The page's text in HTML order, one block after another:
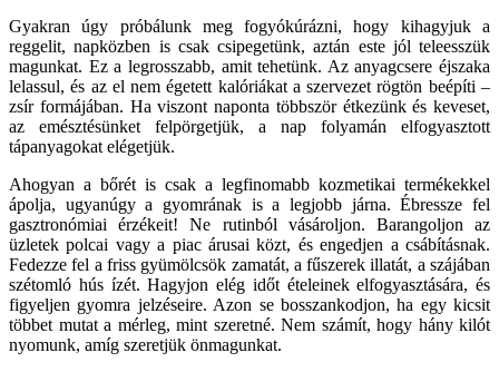
Gyakran úgy próbálunk meg fogyókúrázni, hogy kihagyjuk a
reggelit, napközben is csak csipegetünk, aztán este jól teleesszük
magunkat. Ez a legrosszabb, amit tehetünk. Az anyagcsere éjszaka
lelassul, és az el nem égetett kalóriákat a szervezet rögtön beépíti –
zsír formájában. Ha viszont naponta többször étkezünk és keveset,
az emésztésünket felpörgetjük, a nap folyamán elfogyasztott
tápanyagokat elégetjük.
Ahogyan a bőrét is csak a legfinomabb kozmetikai termékekkel
ápolja, ugyanúgy a gyomrának is a legjobb járna. Ébressze fel
gasztronómiai érzékeit! Ne rutinból vásároljon. Barangoljon az
üzletek polcai vagy a piac árusai közt, és engedjen a csábításnak.
Fedezze fel a friss gyümölcsök zamatát, a fűszerek illatát, a szájában
szétomló hús ízét. Hagyjon elég időt ételeinek elfogyasztására, és
figyeljen gyomra jelzéseire. Azon se bosszankodjon, ha egy kicsit
többet mutat a mérleg, mint szeretné. Nem számít, hogy hány kilót
nyomunk, amíg szeretjük önmagunkat.